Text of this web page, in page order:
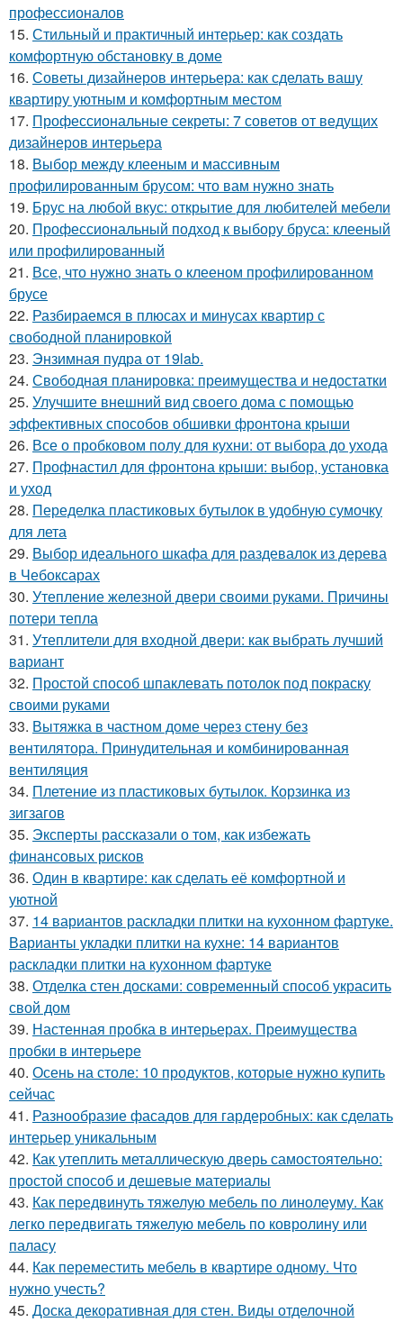
профессионалов
15. Стильный и практичный интерьер: как создать
комфортную обстановку в доме
16. Советы дизайнеров интерьера: как сделать вашу
квартиру уютным и комфортным местом
17. Профессиональные секреты: 7 советов от ведущих
дизайнеров интерьера
18. Выбор между клееным и массивным
профилированным брусом: что вам нужно знать
19. Брус на любой вкус: открытие для любителей мебели
20. Профессиональный подход к выбору бруса: клееный
или профилированный
21. Все, что нужно знать о клееном профилированном
брусе
22. Разбираемся в плюсах и минусах квартир с
свободной планировкой
23. Энзимная пудра от 19lab.
24. Свободная планировка: преимущества и недостатки
25. Улучшите внешний вид своего дома с помощью
эффективных способов обшивки фронтона крыши
26. Все о пробковом полу для кухни: от выбора до ухода
27. Профнастил для фронтона крыши: выбор, установка
и уход
28. Переделка пластиковых бутылок в удобную сумочку
для лета
29. Выбор идеального шкафа для раздевалок из дерева
в Чебоксарах
30. Утепление железной двери своими руками. Причины
потери тепла
31. Утеплители для входной двери: как выбрать лучший
вариант
32. Простой способ шпаклевать потолок под покраску
своими руками
33. Вытяжка в частном доме через стену без
вентилятора. Принудительная и комбинированная
вентиляция
34. Плетение из пластиковых бутылок. Корзинка из
зигзагов
35. Эксперты рассказали о том, как избежать
финансовых рисков
36. Один в квартире: как сделать её комфортной и
уютной
37. 14 вариантов раскладки плитки на кухонном фартуке.
Варианты укладки плитки на кухне: 14 вариантов
раскладки плитки на кухонном фартуке
38. Отделка стен досками: современный способ украсить
свой дом
39. Настенная пробка в интерьерах. Преимущества
пробки в интерьере
40. Осень на столе: 10 продуктов, которые нужно купить
сейчас
41. Разнообразие фасадов для гардеробных: как сделать
интерьер уникальным
42. Как утеплить металлическую дверь самостоятельно:
простой способ и дешевые материалы
43. Как передвинуть тяжелую мебель по линолеуму. Как
легко передвигать тяжелую мебель по ковролину или
паласу
44. Как переместить мебель в квартире одному. Что
нужно учесть?
45. Доска декоративная для стен. Виды отделочной